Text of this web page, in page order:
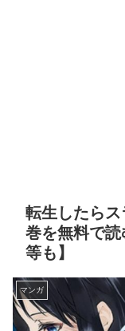
転生したら
巻を無料で
等も】
マンガ